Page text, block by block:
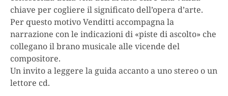
chiave per cogliere il significato dell’opera d’arte.
Per questo motivo Venditti accompagna la
narrazione con le indicazioni di «piste di ascolto» che
collegano il brano musicale alle vicende del
compositore.
Un invito a leggere la guida accanto a uno stereo o un
lettore cd.